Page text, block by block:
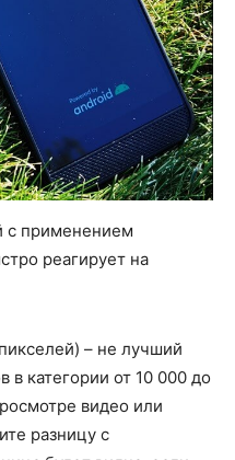
с применением
реагирует на
– не лучший
в категории от 10 000 до
видео или
разницу с